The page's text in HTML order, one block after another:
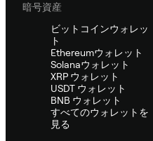
暗号資産
ビットコインウォレッ
ト
Ethereumウォレット
Solanaウォレット
XRP ウォレット
USDT ウォレット
BNB ウォレット
すべてのウォレットを
見る